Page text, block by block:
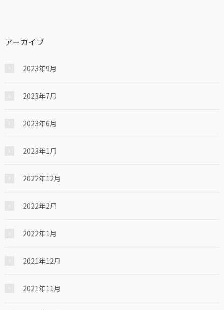
アーカイブ
2023年9月
2023年7月
2023年6月
2023年1月
2022年12月
2022年2月
2022年1月
2021年12月
2021年11月